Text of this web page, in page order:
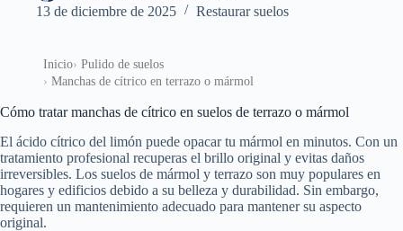
13 de diciembre de 2025
Restaurar suelos
Inicio
Pulido de suelos
Manchas de cítrico en terrazo o mármol
Cómo tratar manchas de cítrico en suelos de terrazo o mármol
El ácido cítrico del limón puede opacar tu mármol en minutos. Con un
tratamiento profesional recuperas el brillo original y evitas daños
irreversibles. Los suelos de mármol y terrazo son muy populares en
hogares y edificios debido a su belleza y durabilidad. Sin embargo,
requieren un mantenimiento adecuado para mantener su aspecto
original.